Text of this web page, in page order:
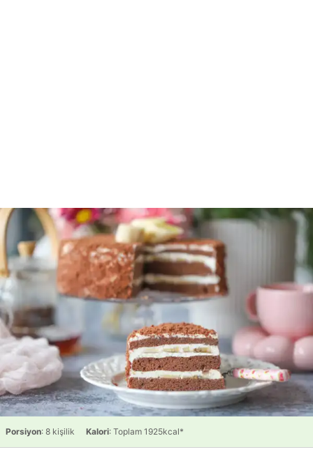
Porsiyon: 8 kişilik Kalori: Toplam 1925kcal*